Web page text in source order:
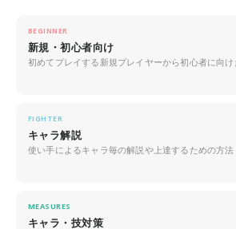
BEGINNER
新規・初心者向け
初めてプレイする新規プレイヤーから初心者に向
FIGHTER
キャラ解説
使い手によるキャラ毎の解説や上達するための方
MEASURES
キャラ・技対策